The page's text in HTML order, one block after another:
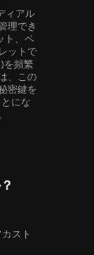
ィアル
理でき
ト、ペ
ットで
を頻繁
、この
密鍵を
にな
スト